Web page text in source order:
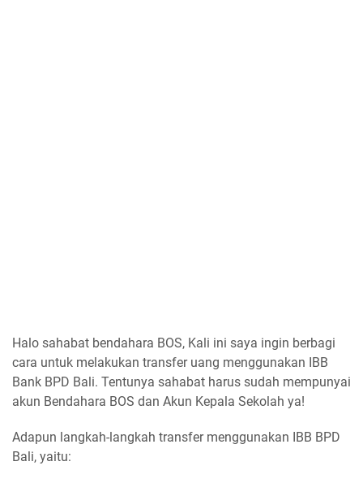
Halo sahabat bendahara BOS, Kali ini saya ingin berbagi
cara untuk melakukan transfer uang menggunakan IBB
Bank BPD Bali. Tentunya sahabat harus sudah mempunyai
akun Bendahara BOS dan Akun Kepala Sekolah ya!
Adapun langkah-langkah transfer menggunakan IBB BPD
Bali, yaitu: